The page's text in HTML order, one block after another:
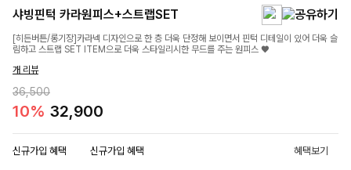
샤빙핀턱 카라원피스+스트랩SET
[히든버튼/롱기장]카라넥 디자인으로 한 층 더욱 단정해 보이면서 핀턱 디테일이 있어 더욱 슬
림하고 스트랩 SET ITEM으로 더욱 스타일리시한 무드를 주는 원피스 ♥
개 리뷰
36,500
10% 32,900
신규가입 혜택 신규가입 혜택 혜택보기